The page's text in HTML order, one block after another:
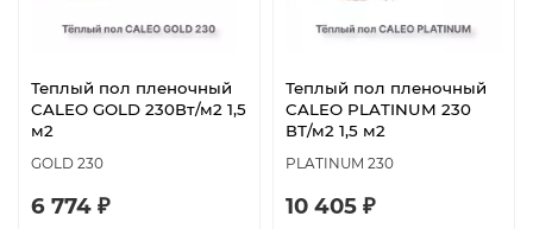
Теплый пол пленочный
CALEO GOLD 230Вт/м2 1,5
м2
GOLD 230
6 774 ₽
Теплый пол пленочный
CALEO PLATINUM 230
ВТ/м2 1,5 м2
PLATINUM 230
10 405 ₽